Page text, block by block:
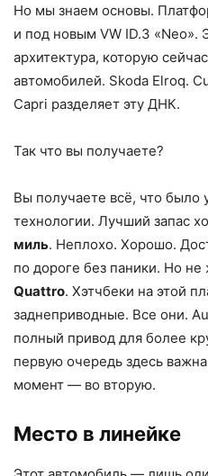
Но мы знаем основы.
и под новым VW ID.3 «Neo».
архитектура, которую
автомобилей. Skoda Elroq.
Capri разделяет эту ДНК.
Так что вы получаете?
Вы получаете всё, что было
технологии. Лучший запас
миль. Неплохо. Хорошо.
по дороге без паники. Но
Quattro. Хэтчбеки на этой
заднеприводные. Все они.
полный привод для более
первую очередь здесь
момент — во вторую.
Место в линейке